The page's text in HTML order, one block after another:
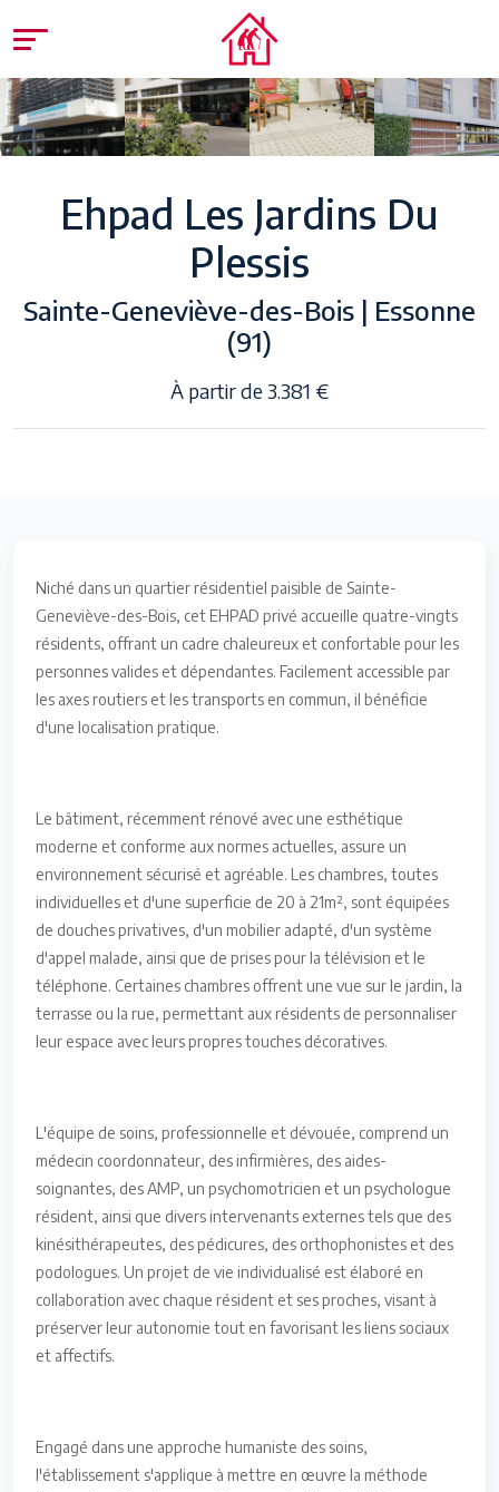
Ehpad Les Jardins Du
Plessis
Sainte-Geneviève-des-Bois | Essonne
(91)
À partir de 3.381 €
Niché dans un quartier résidentiel paisible de Sainte-
Geneviève-des-Bois, cet EHPAD privé accueille quatre-vingts
résidents, offrant un cadre chaleureux et confortable pour les
personnes valides et dépendantes. Facilement accessible par
les axes routiers et les transports en commun, il bénéficie
d'une localisation pratique.
Le bâtiment, récemment rénové avec une esthétique
moderne et conforme aux normes actuelles, assure un
environnement sécurisé et agréable. Les chambres, toutes
individuelles et d'une superficie de 20 à 21m², sont équipées
de douches privatives, d'un mobilier adapté, d'un système
d'appel malade, ainsi que de prises pour la télévision et le
téléphone. Certaines chambres offrent une vue sur le jardin, la
terrasse ou la rue, permettant aux résidents de personnaliser
leur espace avec leurs propres touches décoratives.
L'équipe de soins, professionnelle et dévouée, comprend un
médecin coordonnateur, des infirmières, des aides-
soignantes, des AMP, un psychomotricien et un psychologue
résident, ainsi que divers intervenants externes tels que des
kinésithérapeutes, des pédicures, des orthophonistes et des
podologues. Un projet de vie individualisé est élaboré en
collaboration avec chaque résident et ses proches, visant à
préserver leur autonomie tout en favorisant les liens sociaux
et affectifs.
Engagé dans une approche humaniste des soins,
l'établissement s'applique à mettre en œuvre la méthode